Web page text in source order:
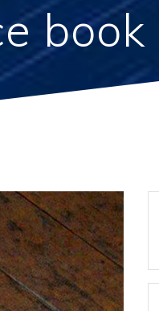
book